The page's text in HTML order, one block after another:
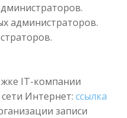
администраторов.
IT-компании
Интернет:ссылка
записи